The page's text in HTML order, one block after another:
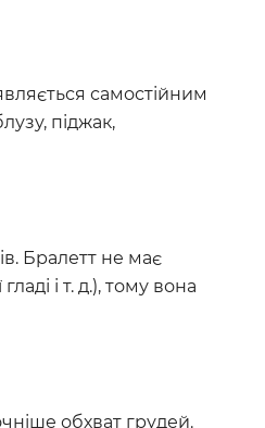
самостійним
піджак,
Бралетт не має
і т. д.), тому вона
обхват грудей.